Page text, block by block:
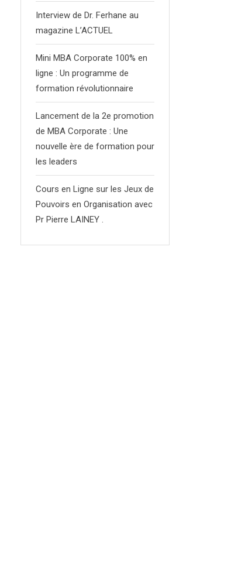
Interview de Dr. Ferhane au
magazine L’ACTUEL
Mini MBA Corporate 100% en
ligne : Un programme de
formation révolutionnaire
Lancement de la 2e promotion
de MBA Corporate : Une
nouvelle ère de formation pour
les leaders
Cours en Ligne sur les Jeux de
Pouvoirs en Organisation avec
Pr Pierre LAINEY .